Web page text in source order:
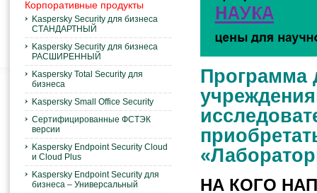
Корпоративные продукты
Kaspersky Security для бизнеса
СТАНДАРТНЫЙ
Kaspersky Security для бизнеса
РАСШИРЕННЫЙ
Kaspersky Total Security для
бизнеса
Kaspersky Small Office Security
Сертифицированные ФСТЭК
версии
Kaspersky Endpoint Security Cloud
и Cloud Plus
Kaspersky Endpoint Security для
бизнеса – Универсальный
Программа
НА КОГО